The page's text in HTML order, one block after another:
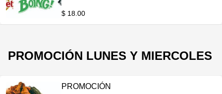
$ 18.00
PROMOCIÓN LUNES Y MIERCOLES
PROMOCIÓN